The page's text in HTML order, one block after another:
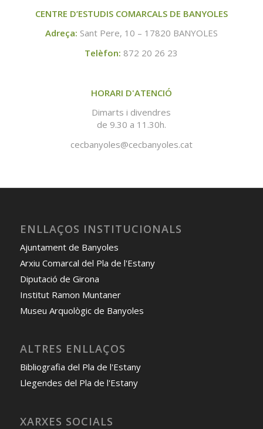
CENTRE D’ESTUDIS COMARCALS DE BANYOLES
Adreça: Sant Pere, 10 – 17820 BANYOLES
Telèfon: 872 20 26 23
HORARI D'ATENCIÓ
Dimarts i divendres
de 9.30 a 11.30h.
cecbanyoles@cecbanyoles.cat
ENLLAÇOS INSTITUCIONALS
Ajuntament de Banyoles
Arxiu Comarcal del Pla de l'Estany
Diputació de Girona
Institut Ramon Muntaner
Museu Arquològic de Banyoles
ALTRES ENLLAÇOS
Bibliografia del Pla de l'Estany
Llegendes del Pla de l'Estany
XARXES SOCIALS